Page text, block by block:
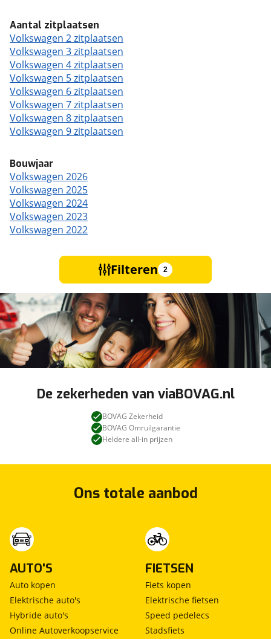
Aantal zitplaatsen
Volkswagen 2 zitplaatsen
Volkswagen 3 zitplaatsen
Volkswagen 4 zitplaatsen
Volkswagen 5 zitplaatsen
Volkswagen 6 zitplaatsen
Volkswagen 7 zitplaatsen
Volkswagen 8 zitplaatsen
Volkswagen 9 zitplaatsen
Bouwjaar
Volkswagen 2026
Volkswagen 2025
Volkswagen 2024
Volkswagen 2023
Volkswagen 2022
Filteren 2
De zekerheden van viaBOVAG.nl
BOVAG Zekerheid
BOVAG Omruilgarantie
Heldere all-in prijzen
Ons totale aanbod
AUTO'S
Auto kopen
Elektrische auto's
Hybride auto's
Online Autoverkoopservice
FIETSEN
Fiets kopen
Elektrische fietsen
Speed pedelecs
Stadsfiets